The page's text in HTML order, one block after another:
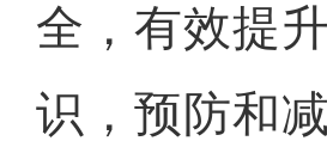
全，有效提
识，预防和